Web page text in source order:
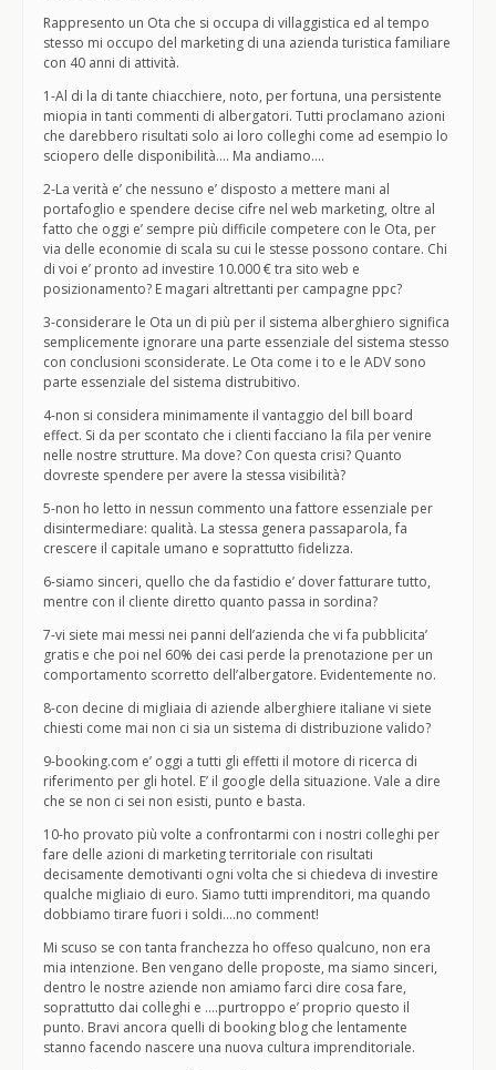
Rappresento un Ota che si occupa di villaggistica ed al tempo
stesso mi occupo del marketing di una azienda turistica familiare
con 40 anni di attività.
1-Al di la di tante chiacchiere, noto, per fortuna, una persistente
miopia in tanti commenti di albergatori. Tutti proclamano azioni
che darebbero risultati solo ai loro colleghi come ad esempio lo
sciopero delle disponibilità…. Ma andiamo….
2-La verità e’ che nessuno e’ disposto a mettere mani al
portafoglio e spendere decise cifre nel web marketing, oltre al
fatto che oggi e’ sempre più difficile competere con le Ota, per
via delle economie di scala su cui le stesse possono contare. Chi
di voi e’ pronto ad investire 10.000 € tra sito web e
posizionamento? E magari altrettanti per campagne ppc?
3-considerare le Ota un di più per il sistema alberghiero significa
semplicemente ignorare una parte essenziale del sistema stesso
con conclusioni sconsiderate. Le Ota come i to e le ADV sono
parte essenziale del sistema distrubitivo.
4-non si considera minimamente il vantaggio del bill board
effect. Si da per scontato che i clienti facciano la fila per venire
nelle nostre strutture. Ma dove? Con questa crisi? Quanto
dovreste spendere per avere la stessa visibilità?
5-non ho letto in nessun commento una fattore essenziale per
disintermediare: qualità. La stessa genera passaparola, fa
crescere il capitale umano e soprattutto fidelizza.
6-siamo sinceri, quello che da fastidio e’ dover fatturare tutto,
mentre con il cliente diretto quanto passa in sordina?
7-vi siete mai messi nei panni dell’azienda che vi fa pubblicita’
gratis e che poi nel 60% dei casi perde la prenotazione per un
comportamento scorretto dell’albergatore. Evidentemente no.
8-con decine di migliaia di aziende alberghiere italiane vi siete
chiesti come mai non ci sia un sistema di distribuzione valido?
9-booking.com e’ oggi a tutti gli effetti il motore di ricerca di
riferimento per gli hotel. E’ il google della situazione. Vale a dire
che se non ci sei non esisti, punto e basta.
10-ho provato più volte a confrontarmi con i nostri colleghi per
fare delle azioni di marketing territoriale con risultati
decisamente demotivanti ogni volta che si chiedeva di investire
qualche migliaio di euro. Siamo tutti imprenditori, ma quando
dobbiamo tirare fuori i soldi….no comment!
Mi scuso se con tanta franchezza ho offeso qualcuno, non era
mia intenzione. Ben vengano delle proposte, ma siamo sinceri,
dentro le nostre aziende non amiamo farci dire cosa fare,
soprattutto dai colleghi e ….purtroppo e’ proprio questo il
punto. Bravi ancora quelli di booking blog che lentamente
stanno facendo nascere una nuova cultura imprenditoriale.